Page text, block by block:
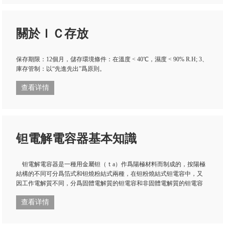
關於ＩＣ存放
保存期限：12個月，儲存環境條件：在溫度 < 40℃，濕度 < 90% R.H; 3、
庫存管制：以“先進先出”爲原則。
查看详情
钽電解電容器基本知識
钽電解電容器是一種用金屬钽（ｔa）作爲陽極材料而制成的，按陽極
結構的不同可分爲箔式和钽燒粉結式兩種，在钽粉燒結式钽電容中，又
因工作電解質不同，分爲固體電解質的钽電容和非固體電解質的钽電容
查看详情